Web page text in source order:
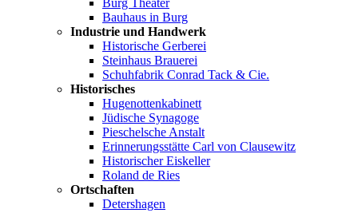
Burg Theater
Bauhaus in Burg
Industrie und Handwerk
Historische Gerberei
Steinhaus Brauerei
Schuhfabrik Conrad Tack & Cie.
Historisches
Hugenottenkabinett
Jüdische Synagoge
Pieschelsche Anstalt
Erinnerungsstätte Carl von Clausewitz
Historischer Eiskeller
Roland de Ries
Ortschaften
Detershagen